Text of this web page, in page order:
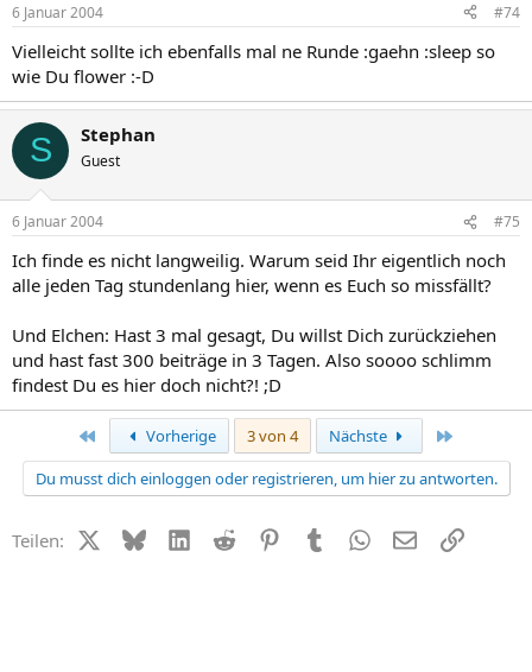
6 Januar 2004 #74
Vielleicht sollte ich ebenfalls mal ne Runde :gaehn :sleep so
wie Du flower :-D
S Stephan
Guest
6 Januar 2004 #75
Ich finde es nicht langweilig. Warum seid Ihr eigentlich noch
alle jeden Tag stundenlang hier, wenn es Euch so missfällt?
Und Elchen: Hast 3 mal gesagt, Du willst Dich zurückziehen
und hast fast 300 beiträge in 3 Tagen. Also soooo schlimm
findest Du es hier doch nicht?! ;D
Erste Vorherige 3 von 4 Nächste
Du musst dich einloggen oder registrieren, um hier zu antworten.
Teilen: X (Twitter)
BlueskyLinkedIn
Reddit PinterestTumblr WhatsApp
E-MailLink